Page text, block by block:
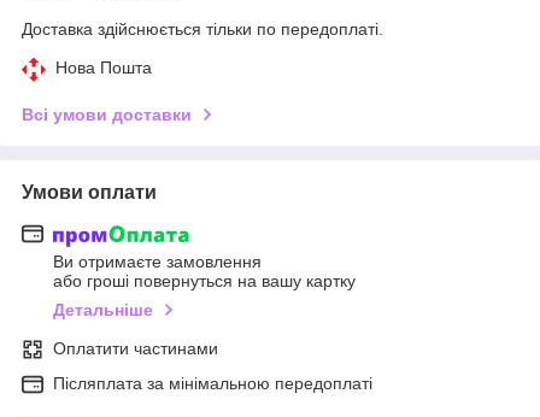
Доставка здійснюється тільки по передоплаті.
Нова Пошта
Всі умови доставки
Умови оплати
Ви отримаєте замовлення
або гроші повернуться на вашу картку
Детальніше
Оплатити частинами
Післяплата за мінімальною передоплаті